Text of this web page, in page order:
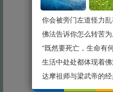
搏开窗前壁上眼
应恒公之造景高
“藏域风情
你会被旁门左道怪力
佛法告诉你怎么转苦
生活中处处都体现着
达摩祖师与梁武帝的